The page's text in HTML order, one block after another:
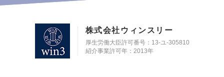
株式会社ウィンスリー
厚生労働大臣許可番号：13-ユ-305810
紹介事業許可年：2013年